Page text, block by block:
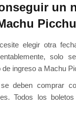
un
elegir otra
solo
de ingreso a Machu
deben comprar
Todos los boletos